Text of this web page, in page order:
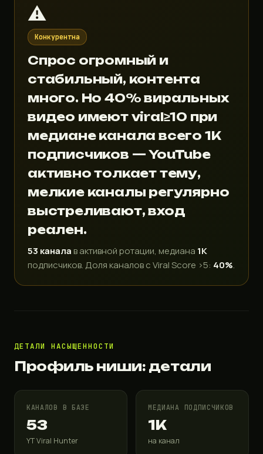
⚠️
Конкурентна
Спрос огромный и
стабильный, контента
много. Но 40% виральных
видео имеют viral≥10 при
медиане канала всего 1K
подписчиков — YouTube
активно толкает тему,
мелкие каналы регулярно
выстреливают, вход
реален.
53 каналав активной ротации, медиана 1K
подписчиков. Доля каналов с Viral Score >5: 40%.
ДЕТАЛИ НАСЫЩЕННОСТИ
Профиль ниши: детали
КАНАЛОВ В БАЗЕ
53
YT Viral Hunter
МЕДИАНА ПОДПИСЧИКОВ
1K
на канал